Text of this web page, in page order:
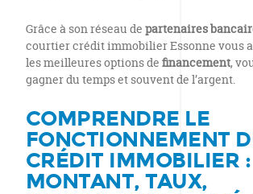
Grâce à son réseau de partenaires
courtier crédit immobilier Essonne vous
les meilleures options de financement,
gagner du temps et souvent de l’argent.
COMPRENDRE LE
FONCTIONNEMENT
CRÉDIT IMMOBILIER :
MONTANT, TAUX,